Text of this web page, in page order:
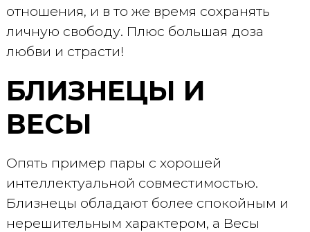
отношения, и в то же время сохранять
личную свободу. Плюс большая доза
любви и страсти!
БЛИЗНЕЦЫ И
ВЕСЫ
Опять пример пары с хорошей
интеллектуальной совместимостью.
Близнецы обладают более спокойным и
нерешительным характером, а Весы